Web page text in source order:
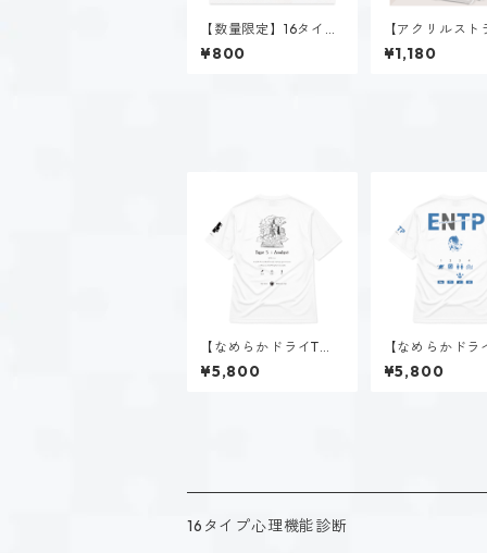
【数量限定】16タイプ
直筆イラスト
¥800
【アクリルスト
プ】黒ヶ根 匠（
¥1,180
【なめらかドライTシ
ャツ】タイプ５-考え
る人（ホーリー）｜ホ
¥5,800
【なめらかドラ
ャツ】深海 千
P）｜ホワイト
¥5,800
16タイプ心理機能診断